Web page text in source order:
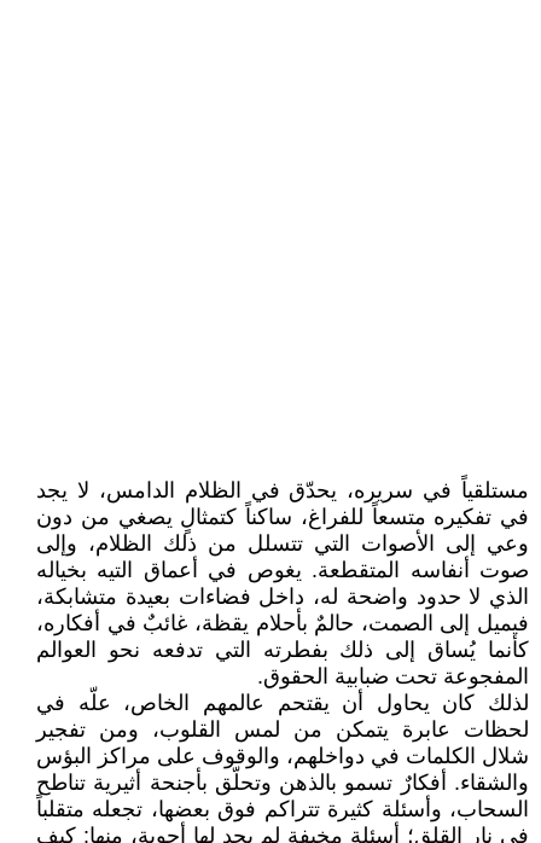
مستلقياً في سريره، يحدّق في الظلام الدامس، لا يجد
في تفكيره متسعاً للفراغ، ساكناً كتمثالٍ يصغي من دون
وعي إلى الأصوات التي تتسلل من ذلك الظلام، وإلى
صوت أنفاسه المتقطعة. يغوص في أعماق التيه بخياله
الذي لا حدود واضحة له، داخل فضاءات بعيدة متشابكة،
فيميل إلى الصمت، حالمٌ بأحلام يقظة، غائبٌ في أفكاره،
كأنما يُساق إلى ذلك بفطرته التي تدفعه نحو العوالم
المفجوعة تحت ضبابية الحقوق.
لذلك كان يحاول أن يقتحم عالمهم الخاص، علّه في
لحظات عابرة يتمكن من لمس القلوب، ومن تفجير
شلال الكلمات في دواخلهم، والوقوف على مراكز البؤس
والشقاء. أفكارٌ تسمو بالذهن وتحلّق بأجنحة أثيرية تناطح
السحاب، وأسئلة كثيرة تتراكم فوق بعضها، تجعله متقلباً
في نار القلق؛ أسئلة مخيفة لم يجد لها أجوبة، منها: كيف